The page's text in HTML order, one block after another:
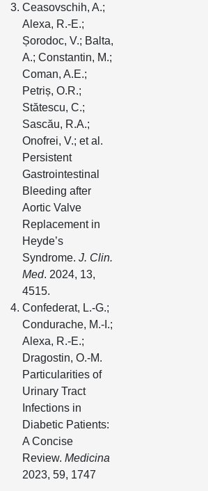
Ceasovschih, A.;
Alexa, R.-E.;
Șorodoc, V.; Balta,
A.; Constantin, M.;
Coman, A.E.;
Petriș, O.R.;
Stătescu, C.;
Sascău, R.A.;
Onofrei, V.; et al.
Persistent
Gastrointestinal
Bleeding after
Aortic Valve
Replacement in
Heyde’s
Syndrome. J. Clin.
Med. 2024, 13,
4515.
Confederat, L.-G.;
Condurache, M.-I.;
Alexa, R.-E.;
Dragostin, O.-M.
Particularities of
Urinary Tract
Infections in
Diabetic Patients:
A Concise
Review. Medicina
2023, 59, 1747